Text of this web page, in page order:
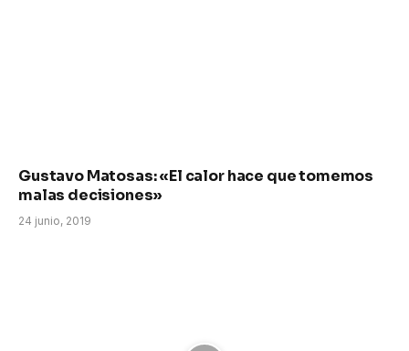
Gustavo Matosas: «El calor hace que tomemos
malas decisiones»
24 junio, 2019